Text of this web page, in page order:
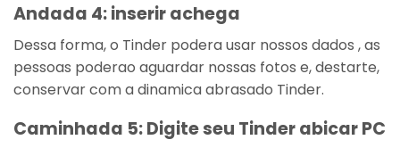
Andada 4: inserir achega
Dessa forma, o Tinder podera usar nossos dados , as
pessoas poderao aguardar nossas fotos e, destarte,
conservar com a dinamica abrasado Tinder.
Caminhada 5: Digite seu Tinder abicar PC